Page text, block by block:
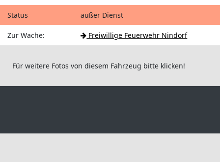
Status außer Dienst
Zur Wache: Freiwillige Feuerwehr Nindorf
Für weitere Fotos von diesem Fahrzeug bitte klicken!